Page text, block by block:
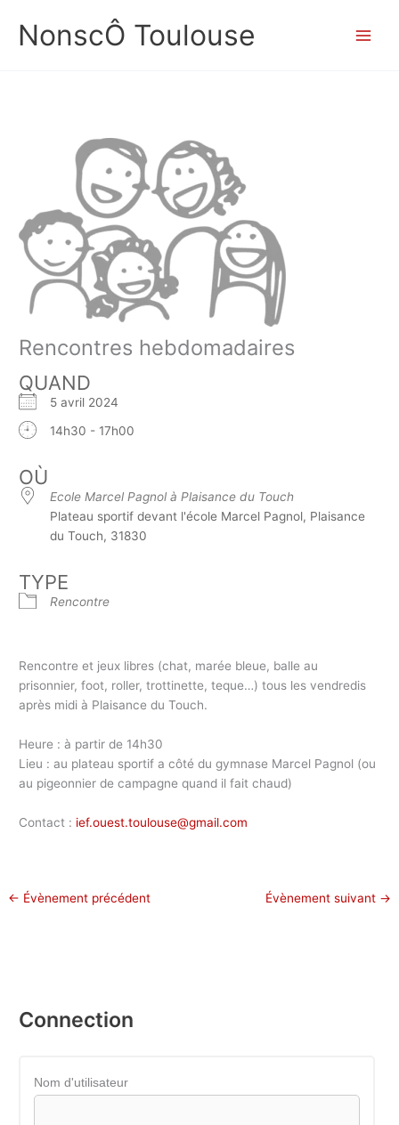
contenu
NonscÔ Toulouse
Rencontres hebdomadaires
QUAND
5 avril 2024
14h30 - 17h00
OÙ
Ecole Marcel Pagnol à Plaisance du Touch
Plateau sportif devant l'école Marcel Pagnol, Plaisance
du Touch, 31830
TYPE
Rencontre
Rencontre et jeux libres (chat, marée bleue, balle au
prisonnier, foot, roller, trottinette, teque…) tous les vendredis
après midi à Plaisance du Touch.
Heure : à partir de 14h30
Lieu : au plateau sportif a côté du gymnase Marcel Pagnol (ou
au pigeonnier de campagne quand il fait chaud)
Contact : ief.ouest.toulouse@gmail.com
← Évènement précédent Évènement suivant →
Connection
Nom d'utilisateur